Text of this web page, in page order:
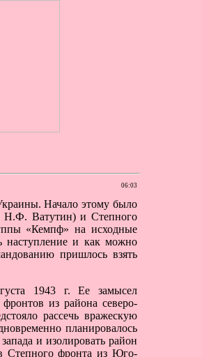
06:03
Начало этому было
Н.Ф. Ватутин) и Степного
«Кемпф» на исходные
наступление и как можно
пришлось взять
1943 г. Ее замысел
из района северо-
рассечь вражескую
планировалось
и изолировать район
Степного фронта из Юго-